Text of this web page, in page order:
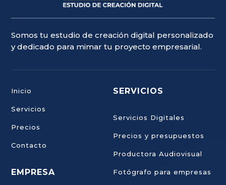
Somos tu estudio de creación digital personalizado
y dedicado para mimar tu proyecto empresarial.
Inicio
Servicios
Precios
Contacto
EMPRESA
SERVICIOS
Servicios Digitales
Precios y presupuestos
Productora Audiovisual
Fotógrafo para empresas